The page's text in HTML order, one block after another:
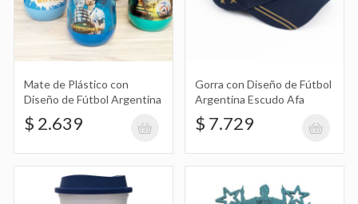
con Brillos
Vaso Térmico con Diseño de Fútbol
Mate de Plástico con
Diseño de Fútbol Argentina
$ 2.639
Gorra con Diseño de Fútbol
Argentina Escudo Afa
$ 7.729